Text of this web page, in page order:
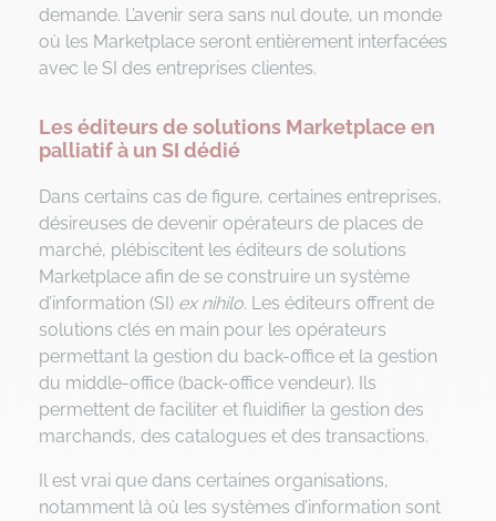
demande. L’avenir sera sans nul doute, un monde
où les Marketplace seront entièrement interfacées
avec le SI des entreprises clientes.
Les éditeurs de solutions Marketplace en
palliatif à un SI dédié
Dans certains cas de figure, certaines entreprises,
désireuses de devenir opérateurs de places de
marché, plébiscitent les éditeurs de solutions
Marketplace afin de se construire un système
d’information (SI) ex nihilo. Les éditeurs offrent de
solutions clés en main pour les opérateurs
permettant la gestion du back-office et la gestion
du middle-office (back-office vendeur). Ils
permettent de faciliter et fluidifier la gestion des
marchands, des catalogues et des transactions.
Il est vrai que dans certaines organisations,
notamment là où les systèmes d’information sont